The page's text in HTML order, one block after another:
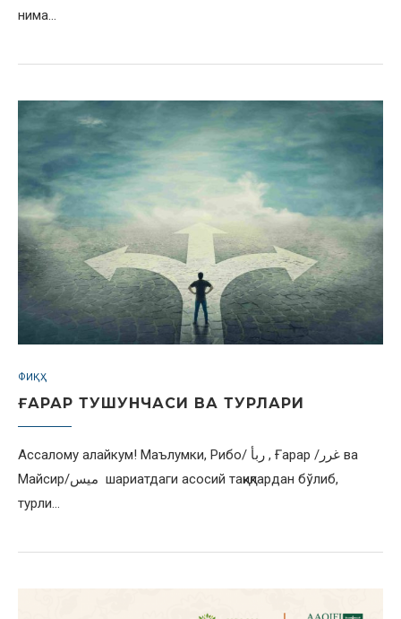
нима…
ФИҚҲ
ҒАРАР ТУШУНЧАСИ ВА ТУРЛАРИ
Ассалому алайкум! Маълумки, Рибо/ ربأ , Ғарар /غرر ва
Майсир/ميس шариатдаги асосий тақиқлардан бўлиб,
турли…